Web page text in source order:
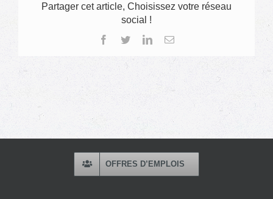
Partager cet article, Choisissez votre réseau
social !
Facebook
TwitterLinkedInEmail
OFFRES D’EMPLOIS